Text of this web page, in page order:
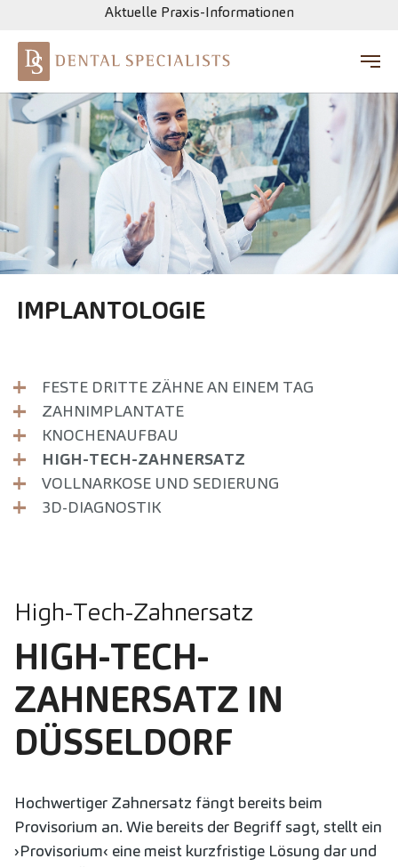
Zum Hauptinhalt springen
Aktuelle Praxis-Informationen
IMPLANTOLOGIE
FESTE DRITTE ZÄHNE AN EINEM TAG
ZAHNIMPLANTATE
KNOCHENAUFBAU
HIGH-TECH-ZAHNERSATZ
VOLLNARKOSE UND SEDIERUNG
3D-DIAGNOSTIK
High-Tech-Zahnersatz
HIGH-TECH-
ZAHNERSATZ IN
DÜSSELDORF
Hochwertiger Zahnersatz fängt bereits beim
Provisorium an. Wie bereits der Begriff sagt, stellt ein
›Provisorium‹ eine meist kurzfristige Lösung dar und